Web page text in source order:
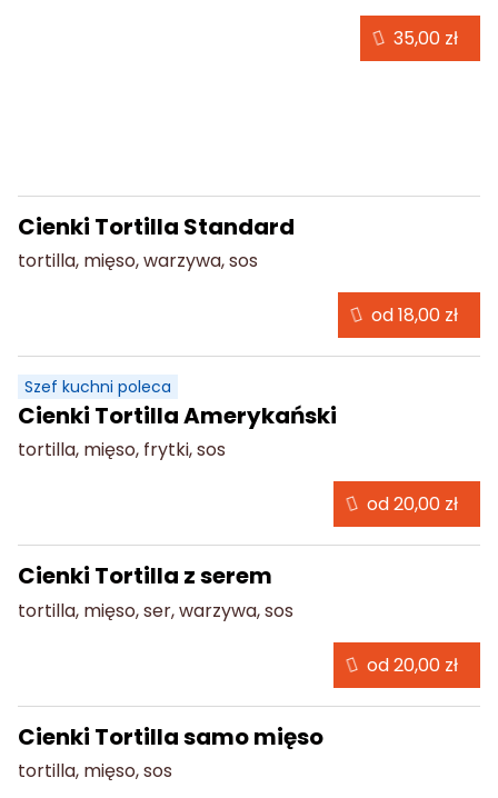
Cienki Tortilla Standard
tortilla, mięso, warzywa, sos
Szef kuchni poleca
Cienki Tortilla Amerykański
tortilla, mięso, frytki, sos
Cienki Tortilla z serem
tortilla, mięso, ser, warzywa, sos
Cienki Tortilla samo mięso
tortilla, mięso, sos